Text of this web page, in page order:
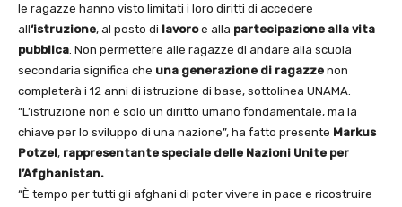
le ragazze hanno visto limitati i loro diritti di accedere
all‘istruzione, al posto di lavoroe alla partecipazione alla vita
pubblica . Non permettere alle ragazze di andare alla scuola
secondaria significa che una generazione di ragazze non
completerà i 12 anni di istruzione di base, sottolinea UNAMA.
“L’istruzione non è solo un diritto umano fondamentale, ma la
chiave per lo sviluppo di una nazione”, ha fatto presente Markus
Potzel, rappresentante speciale delle Nazioni Unite per
l’Afghanistan.
“È tempo per tutti gli afghani di poter vivere in pace e ricostruire